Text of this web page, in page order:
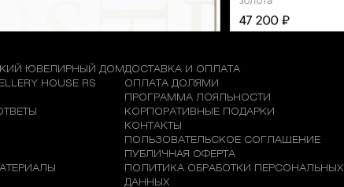
ЮВЕЛИРНЫЙ ДОМ
HOUSE RS
ДОСТАВКА И ОПЛАТА
ОПЛАТА ДОЛЯМИ
ПРОГРАММА ЛОЯЛЬНОСТИ
КОРПОРАТИВНЫЕ ПОДАРКИ
КОНТАКТЫ
ПОЛЬЗОВАТЕЛЬСКОЕ СОГЛАШЕНИЕ
ПУБЛИЧНАЯ ОФЕРТА
ПОЛИТИКА ОБРАБОТКИ ПЕРСОНАЛЬНЫХ
ДАННЫХ